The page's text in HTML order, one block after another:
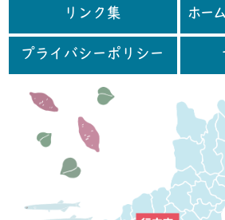
リンク集 ホー
プライバシーポリシー